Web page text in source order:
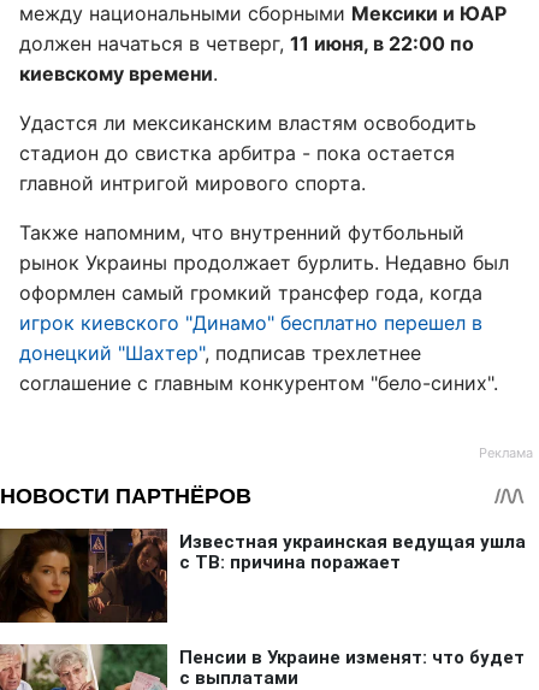
между национальными сборными Мексики и ЮАР
должен начаться в четверг, 11 июня, в 22:00 по
киевскому времени.
Удастся ли мексиканским властям освободить
стадион до свистка арбитра - пока остается
главной интригой мирового спорта.
Также напомним, что внутренний футбольный
рынок Украины продолжает бурлить. Недавно был
оформлен самый громкий трансфер года, когда
игрок киевского "Динамо" бесплатно перешел в
донецкий "Шахтер", подписав трехлетнее
соглашение с главным конкурентом "бело-синих".